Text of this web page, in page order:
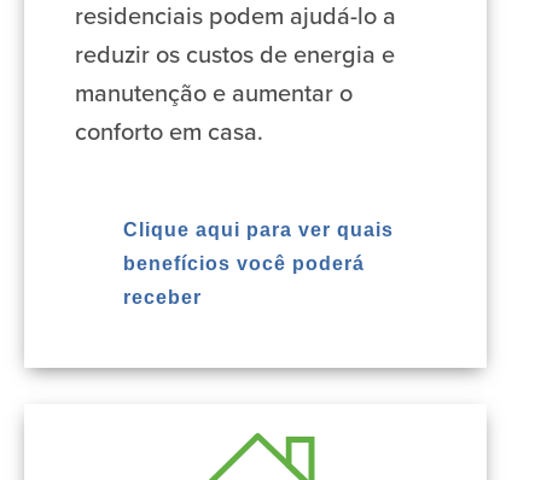
residenciais podem ajudá-lo a
reduzir os custos de energia e
manutenção e aumentar o
conforto em casa.
Clique aqui para ver quais
benefícios você poderá
receber